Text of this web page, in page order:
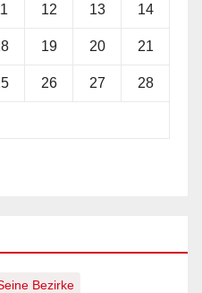
12 13 14
19 20 21
26 27 28
Bezirke